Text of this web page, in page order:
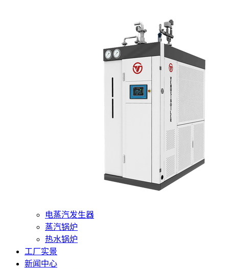
电蒸汽发生器
蒸汽锅炉
热水锅炉
工厂实景
新闻中心